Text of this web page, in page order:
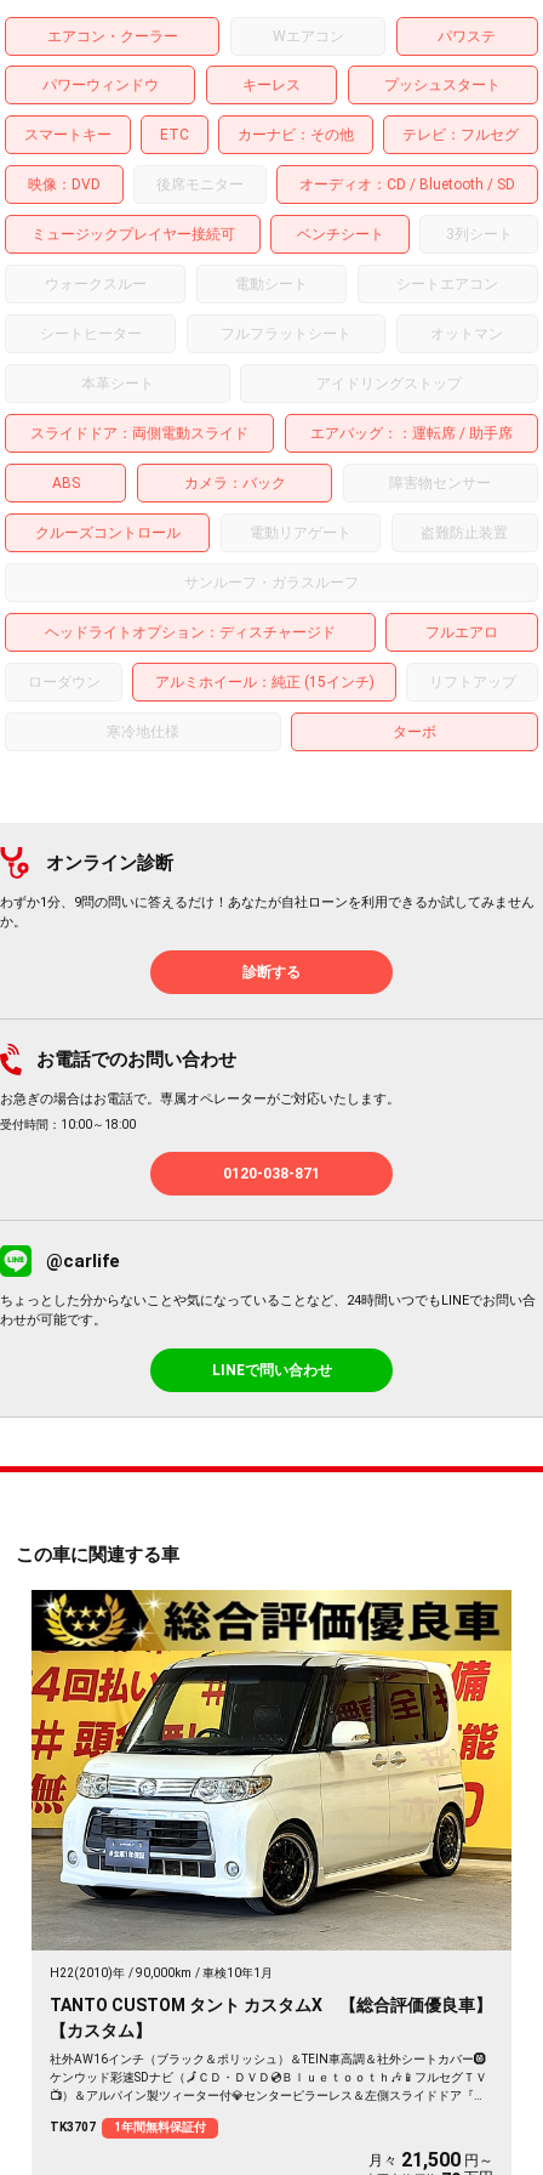
エアコン・クーラー Wエアコン パワステ
パワーウィンドウ キーレス プッシュスタート
スマートキー ETC カーナビ その他 テレビ フルセグ
映像 DVD 後席モニター オーディオ CD Bluetooth SD
ミュージックプレイヤー接続可 ベンチシート 3列シート
ウォークスルー 電動シート シートエアコン
シートヒーター フルフラットシート オットマン
本革シート アイドリングストップ
スライドドア 両側電動スライド エアバッグ： 運転席 助手席
ABS カメラ バック 障害物センサー
クルーズコントロール 電動リアゲート 盗難防止装置
サンルーフ・ガラスルーフ
ヘッドライトオプション ディスチャージド フルエアロ
ローダウン アルミホイール：純正 (15インチ) リフトアップ
寒冷地仕様 ターボ
オンライン診断
わずか1分、9問の問いに答えるだけ！あなたが自社ローンを利用できるか試してみません
か。
診断する
お電話でのお問い合わせ
お急ぎの場合はお電話で。専属オペレーターがご対応いたします。
受付時間：10:00～18:00
0120-038-871
@carlife
ちょっとした分からないことや気になっていることなど、24時間いつでもLINEでお問い合
わせが可能です。
LINEで問い合わせ
この車に関連する車
H22(2010)年 90,000km 車検10年1月
TANTO CUSTOM タント カスタムX 【総合評価優良車】
【カスタム】
社外AW16インチ（ブラック＆ポリッシュ）＆TEIN車高調＆社外シートカバー🛞
ケンウッド彩速SDナビ（🗾ＣＤ・ＤＶＤ💿Ｂｌｕｅｔｏｏｔｈ🎶📱フルセグＴＶ
📺）＆アルパイン製ツィーター付💎センターピラーレス＆左側スライドドア『ミ
利👪リアシートアレンジ次第でラゲッジスペースも自在な万能車輌😲🔦夜間走行
TK3707 1年間無料保証付
月々 21,500 円～